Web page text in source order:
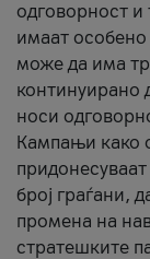
одговорност и
имаат
може да има
континуирано
носи
Кампањи како
број граѓани,
промена на
стратешките